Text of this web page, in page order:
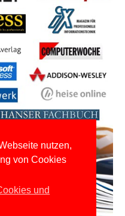
nutzen,
von Cookies
und